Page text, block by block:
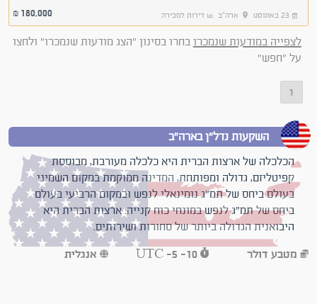
23 באוגוסט ארה"ב דירות למכירה 180,000
₪
לצפייה במודעות שנמכרו בחרו בסינון "הצג מודעות שנמכרו" ולחצו
על "חפש"
1
השקעות נדל"ן בארה"ב
הכלכלה של ארצות הברית היא כלכלה מעורבת, מבוססת
קפיטליזם, גדולה ומפותחת, המדינה ממוקמת במקום השמיני
בעולם ביחס של תמ"ג נומינאלי לנפש ובמקום הרביעי בעולם
ביחס של תמ"ג לנפש במונחי כוח קנייה. ארצות הברית היא
היבואנית הגדולה ביותר של סחורות ושירותים.
מטבעדולר UTC -5 -10 אנגלית